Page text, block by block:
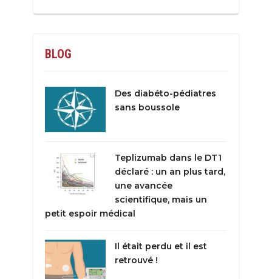
BLOG
Des diabéto-pédiatres
sans boussole
Teplizumab dans le DT1
déclaré : un an plus tard,
une avancée
scientifique, mais un
petit espoir médical
Il était perdu et il est
retrouvé !